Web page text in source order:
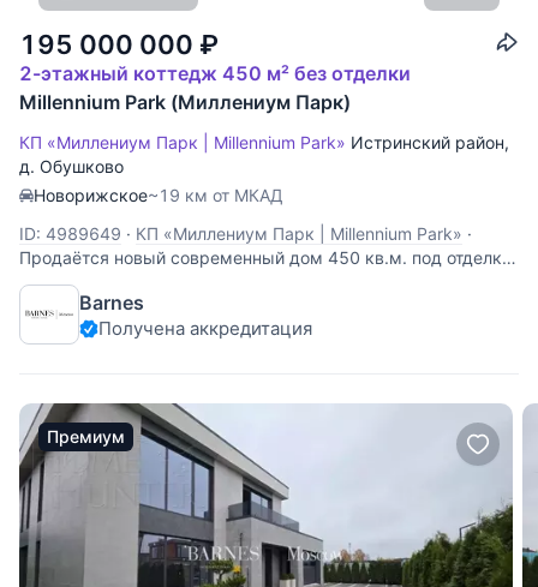
195 000 000 ₽
2-этажный коттедж 450 м² без отделки
Millennium Park (Миллениум Парк)
КП «Миллениум Парк | Millennium Park» Истринский район,
д. Обушково
Новорижское~19 км от МКАД
ID: 4989649 · КП «Миллениум Парк | Millennium Park» ·
Продаётся новый современный дом 450 кв.м. под отделку
на участке 19 соток в КП Millennium Park (Миллениум Парк).
24 км. от МКАД по Новорижскому шоссе. Дом продаётся
готовым под чистовую отделку, выложены перегородки,
Barnes
Получена аккредитация
Премиум